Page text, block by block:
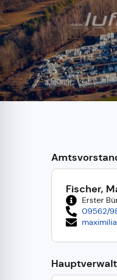
Fischer,
Erster
09562/